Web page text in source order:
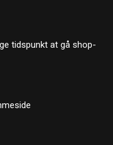
tidspunkt at gå shop-